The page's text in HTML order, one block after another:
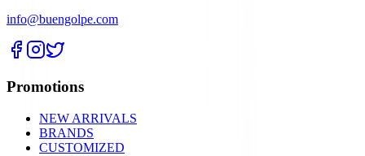
info@buengolpe.com
Promotions
NEW ARRIVALS
BRANDS
CUSTOMIZED